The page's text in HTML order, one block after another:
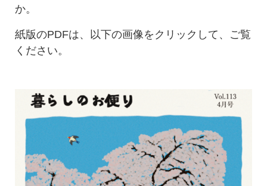
か。
紙版のPDFは、以下の画像をクリックして、ご覧
ください。